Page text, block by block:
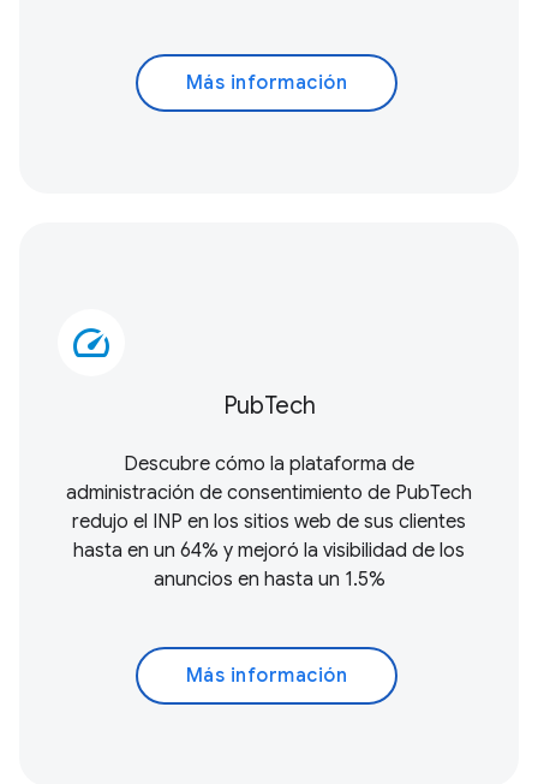
Más información
speed
PubTech
Descubre cómo la plataforma de
administración de consentimiento de PubTech
redujo el INP en los sitios web de sus clientes
hasta en un 64% y mejoró la visibilidad de los
anuncios en hasta un 1.5%
Más información